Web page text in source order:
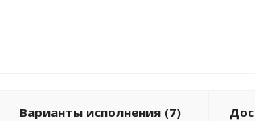
Варианты исполнения (7)